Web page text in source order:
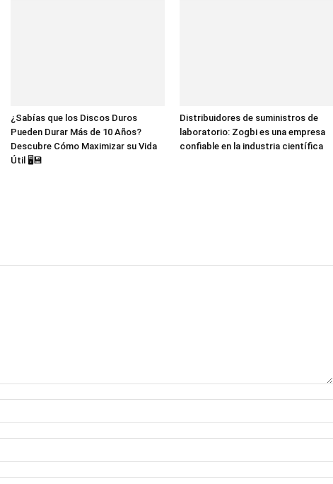
¿Sabías que los Discos Duros
Pueden Durar Más de 10 Años?
Descubre Cómo Maximizar su Vida
Útil 🖥️💾
Distribuidores de suministros de
laboratorio: Zogbi es una empresa
confiable en la industria científica